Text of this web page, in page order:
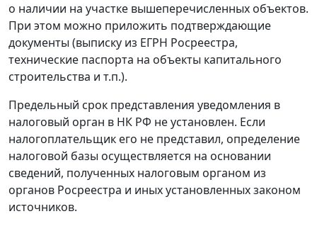
о наличии на участке вышеперечисленных объектов.
При этом можно приложить подтверждающие
документы (выписку из ЕГРН Росреестра,
технические паспорта на объекты капитального
строительства и т.п.).
Предельный срок представления уведомления в
налоговый орган в НК РФ не установлен. Если
налогоплательщик его не представил, определение
налоговой базы осуществляется на основании
сведений, полученных налоговым органом из
органов Росреестра и иных установленных законом
источников.